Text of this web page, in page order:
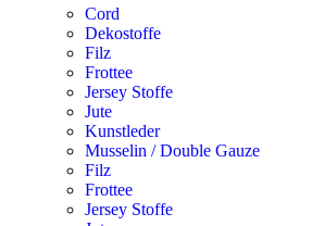
Cord
Dekostoffe
Filz
Frottee
Jersey Stoffe
Jute
Kunstleder
Musselin / Double Gauze
Filz
Frottee
Jersey Stoffe